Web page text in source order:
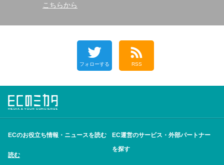
こちらから
フォローする RSS
ECのお役立ち情報・ニュースを読む
読む
EC運営のサービス・外部パートナー
を探す